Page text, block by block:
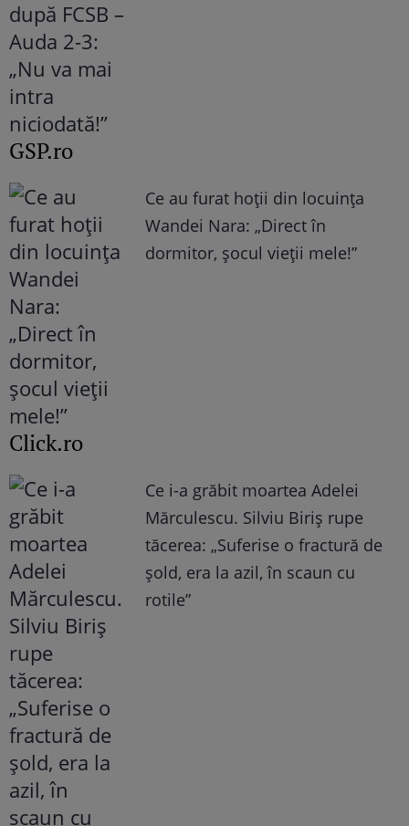
GSP.ro
Ce au furat hoții din locuința
Wandei Nara: „Direct în
dormitor, șocul vieții mele!”
Click.ro
Ce i-a grăbit moartea Adelei
Mărculescu. Silviu Biriș rupe
tăcerea: „Suferise o fractură de
șold, era la azil, în scaun cu
rotile”